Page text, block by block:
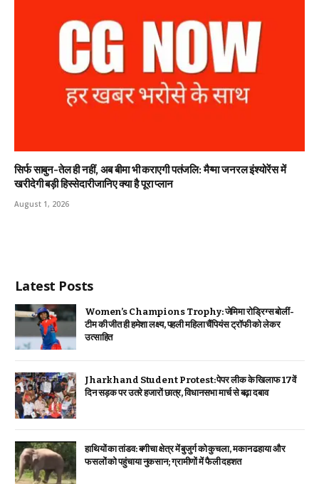
सिर्फ साबुन-तेल ही नहीं, अब बीमा भी कराएगी पतंजलि: मैग्मा जनरल इंश्योरेंस में
खरीदेगी बड़ी हिस्सेदारीजानिए क्या है पूरा प्लान
August 1, 2026
Latest Posts
Women’s Champions Trophy: जेमिमा रोड्रिग्स बोलीं-
टीम की जीत ही हमेशा लक्ष्य, पहली महिला चैंपियंस ट्रॉफी को लेकर
उत्साहित
Jharkhand Student Protest: पेपर लीक के खिलाफ 17वें
दिन सड़क पर उतरे हजारों छात्र, विधानसभा मार्च से बढ़ा दबाव
हाथियों का तांडव: बगीचा क्षेत्र में बुजुर्ग को कुचला, मकान ढहाया और
फसलों को पहुंचाया नुकसान; ग्रामीणों में फैली दहशत